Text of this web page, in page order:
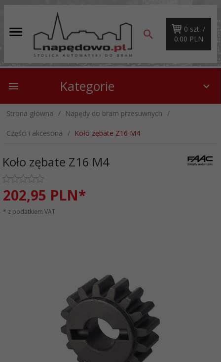
0 szt. /
0.00 PLN
Kategorie
Strona główna Napędy do bram przesuwnych
Części i akcesoria Koło zębate Z16 M4
Koło zębate Z16 M4
202,95 PLN*
* z podatkiem VAT